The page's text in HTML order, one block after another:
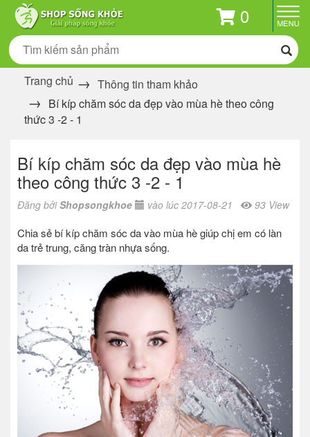
0
Trang chủ
Thông tin tham khảo
Bí kíp chăm sóc da đẹp vào mùa hè theo công
thức 3 -2 - 1
Bí kíp chăm sóc da đẹp vào mùa hè
theo công thức 3 -2 - 1
Đăng bởiShopsongkhoe vào lúc 2017-08-21 93 View
Chia sẻ bí kíp chăm sóc da vào mùa hè giúp chị em có làn
da trẻ trung, căng tràn nhựa sống.